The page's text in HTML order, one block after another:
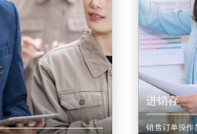
进销存
销售订单操作